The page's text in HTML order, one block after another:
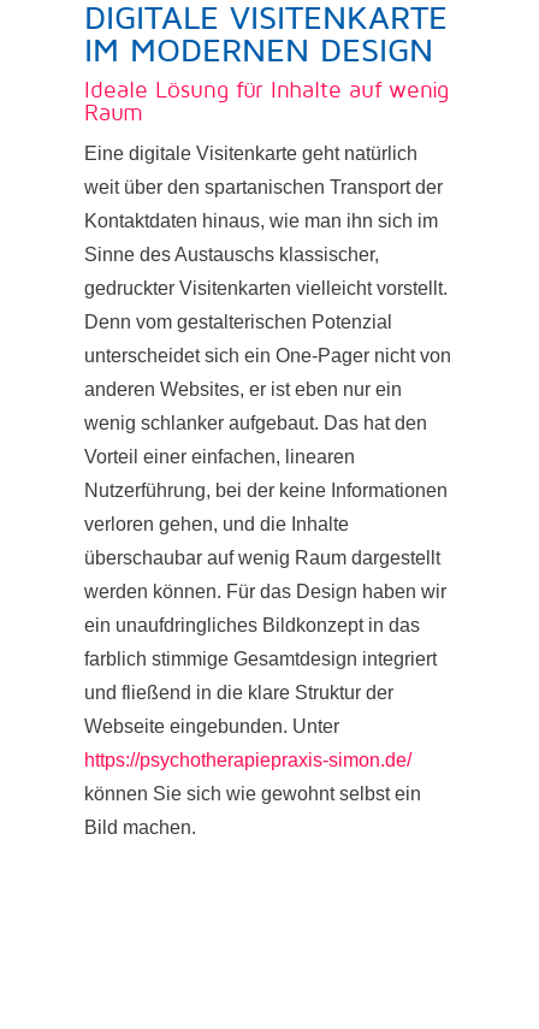
DIGITALE VISITENKARTE
IM MODERNEN DESIGN
Ideale Lösung für Inhalte auf wenig
Raum
Eine digitale Visitenkarte geht natürlich
weit über den spartanischen Transport der
Kontaktdaten hinaus, wie man ihn sich im
Sinne des Austauschs klassischer,
gedruckter Visitenkarten vielleicht vorstellt.
Denn vom gestalterischen Potenzial
unterscheidet sich ein One-Pager nicht von
anderen Websites, er ist eben nur ein
wenig schlanker aufgebaut. Das hat den
Vorteil einer einfachen, linearen
Nutzerführung, bei der keine Informationen
verloren gehen, und die Inhalte
überschaubar auf wenig Raum dargestellt
werden können. Für das Design haben wir
ein unaufdringliches Bildkonzept in das
farblich stimmige Gesamtdesign integriert
und fließend in die klare Struktur der
Webseite eingebunden. Unter
https://psychotherapiepraxis-simon.de/
können Sie sich wie gewohnt selbst ein
Bild machen.